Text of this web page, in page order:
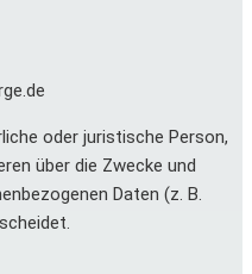
oder juristische Person,
über die Zwecke und
Daten (z. B.